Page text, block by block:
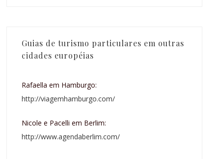
Guias de turismo particulares em outras
cidades européias
Rafaella em Hamburgo:
http://viagemhamburgo.com/
Nicole e Pacelli em Berlim:
http://www.agendaberlim.com/